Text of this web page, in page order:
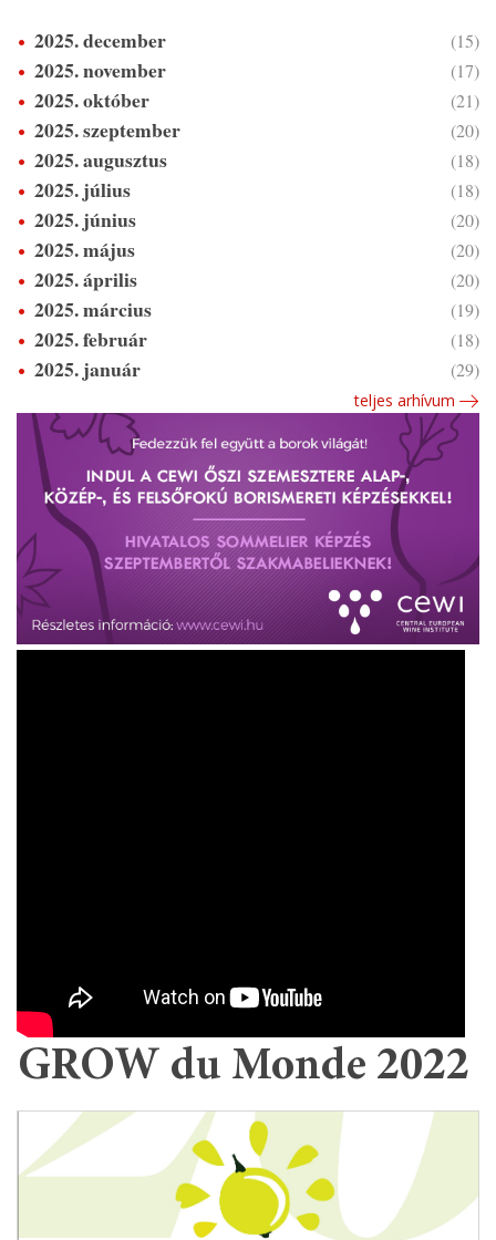
2025. december (15)
2025. november (17)
2025. október (21)
2025. szeptember (20)
2025. augusztus (18)
2025. július (18)
2025. június (20)
2025. május (20)
2025. április (20)
2025. március (19)
2025. február (18)
2025. január (29)
teljes arhívum
GROW du Monde 2022